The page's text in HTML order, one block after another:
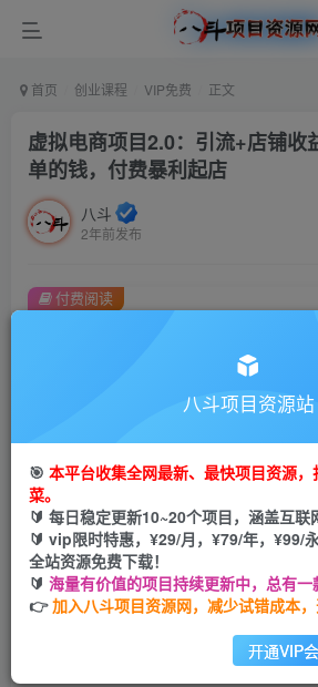
首页 创业课程 VIP免费 正文
虚拟电商项目2.0：引流+店铺收
单的钱，付费暴利起店
八斗
2年前发布
此内容为付费阅读，请付费后查看
金币9.9金币99
会员免费
您当前未登录！建议登陆
付费阅读
虚拟类目基本没有成本，也就是卖一
八斗项目资源站
🎯 本平台收集全网最新、最快项目资源
菜。
🔰 每日稳定更新10~20个项目，涵盖互联
🔰 vip限时特惠，¥29/月，¥79/年，¥99/
全站资源免费下载！
🔰 海量有价值的项目持续更新中，总有一
👉加入八斗项目资源网，减少试错成本，
开通VIP